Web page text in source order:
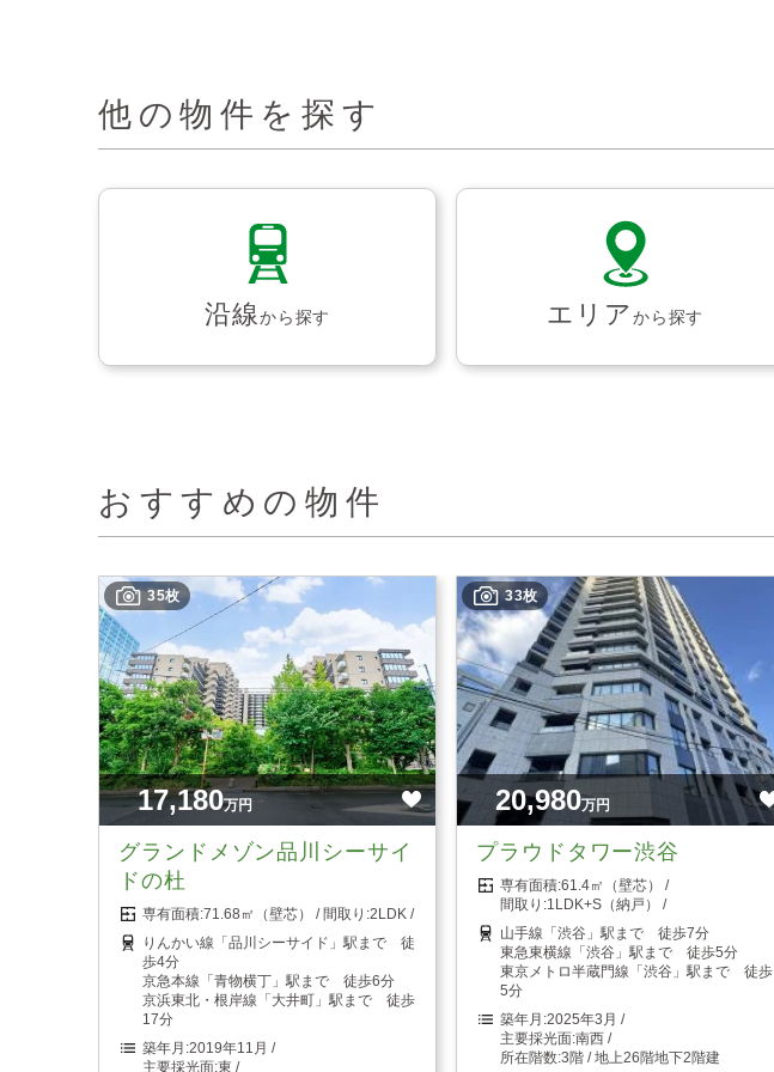
他の物件を探す
沿線から探す エリアから探す
おすすめの物件
35枚
17,180万円
グランドメゾン品川シーサイ
ドの杜
71.68㎡（壁芯）
2LDK
りんかい線「品川シーサイド」駅まで 徒
歩4分
京急本線「青物横丁」駅まで 徒歩6分
京浜東北・根岸線「大井町」駅まで 徒歩
17分
2019年11月
東
33枚
20,980万円
プラウドタワー渋谷
61.4㎡（壁芯）
1LDK+S（納戸）
山手線「渋谷」駅まで 徒歩7分
東急東横線「渋谷」駅まで 徒歩5分
東京メトロ半蔵門線「渋谷」駅まで 徒歩
5分
2025年3月
南西
3階 / 地上26階地下2階建